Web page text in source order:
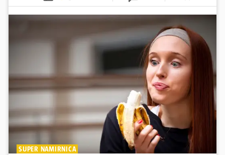
SUPER NAMIRNICA